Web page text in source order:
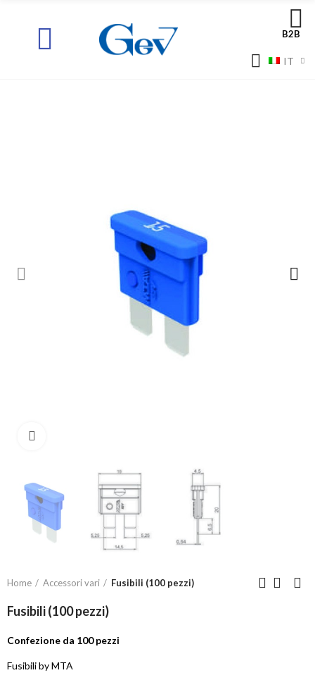
B2B
IT
Home Accessori vari Fusibili (100 pezzi)
Fusibili (100 pezzi)
Confezione da 100 pezzi
Fusibili by MTA